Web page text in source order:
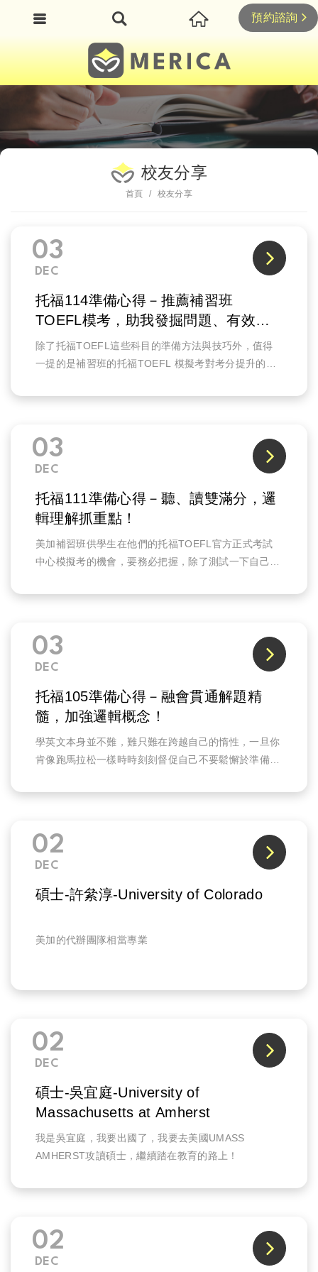
首頁 校友分享
校友分享
03
DEC
托福114準備心得－推薦補習班
TOEFL模考，助我發掘問題、有效改
善！
除了托福TOEFL這些科目的準備方法與技巧外，值得
一提的是補習班的托福TOEFL 模擬考對考分提升的幫
03
DEC
托福111準備心得－聽、讀雙滿分，邏
輯理解抓重點！
美加補習班供學生在他們的托福TOEFL官方正式考試
中心模擬考的機會，要務必把握，除了測試一下自己的
TOEFL考試都會遇到，所以務必去參加。
03
DEC
托福105準備心得－融會貫通解題精
髓，加強邏輯概念！
學英文本身並不難，難只難在跨越自己的惰性，一旦你
肯像跑馬拉松一樣時時刻刻督促自己不要鬆懈於準備托
02
DEC
碩士-許絫淳-University of Colorado
美加的代辦團隊相當專業
02
DEC
碩士-吳宜庭-University of
Massachusetts at Amherst
我是吳宜庭，我要出國了，我要去美國UMASS
AMHERST攻讀碩士，繼續踏在教育的路上！
02
DEC
預約諮詢